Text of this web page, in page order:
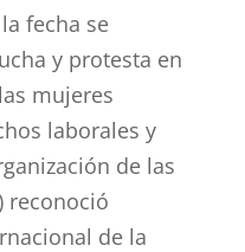
fecha se
y protesta en
mujeres
laborales y
de las
reconoció
de la